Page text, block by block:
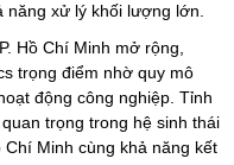
năng xử lý khối lượng lớn.
Hồ Chí Minh mở rộng,
trọng điểm nhờ quy mô
động công nghiệp. Tỉnh
trọng trong hệ sinh thái
Minh cùng khả năng kết